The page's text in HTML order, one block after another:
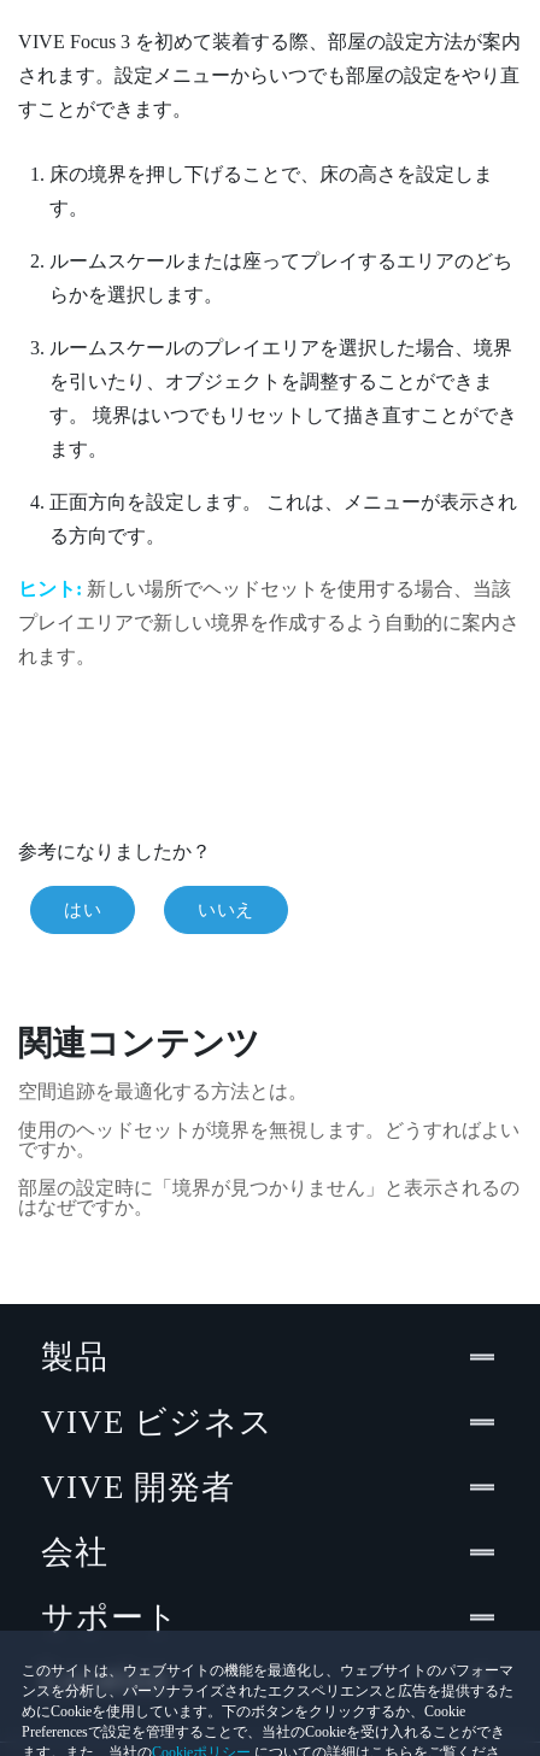
VIVE Focus 3 を初めて装着する際、部屋の設定方法が案内
されます。設定メニューからいつでも部屋の設定をやり直
すことができます。
床の境界を押し下げることで、床の高さを設定しま
す。
ルームスケールまたは座ってプレイするエリアのどち
らかを選択します。
ルームスケールのプレイエリアを選択した場合、境界
を引いたり、オブジェクトを調整することができま
す。 境界はいつでもリセットして描き直すことができ
ます。
正面方向を設定します。
これは、メニューが表示され
る方向です。
ヒント: 新しい場所でヘッドセットを使用する場合、当該
プレイエリアで新しい境界を作成するよう自動的に案内さ
れます。
参考になりましたか？
はい いいえ
関連コンテンツ
空間追跡を最適化する方法とは。
使用のヘッドセットが境界を無視します。どうすればよい
ですか。
部屋の設定時に「境界が見つかりません」と表示されるの
はなぜですか。
このサイトは、ウェブサイトの機能を最適化し、ウェブサイトのパフォーマ
ンスを分析し、パーソナライズされたエクスペリエンスと広告を提供するた
めにCookieを使用しています。下のボタンをクリックするか、Cookie
Preferencesで設定を管理することで、当社のCookieを受け入れることができ
ます。また、当社のCookieポリシー についての詳細はこちらをご覧くださ
製品
VIVE ビジネス
VIVE 開発者
会社
サポート
Location